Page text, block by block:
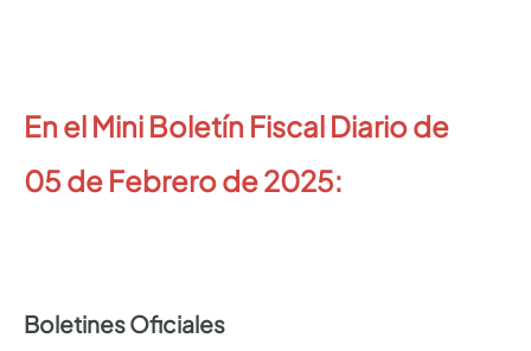
En el Mini Boletín Fiscal Diario de
05 de Febrero de 2025:
Boletines Oficiales